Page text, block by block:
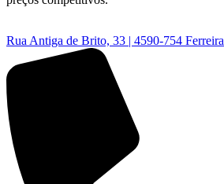
Rua Antiga de Brito, 33 | 4590-754 Ferreira